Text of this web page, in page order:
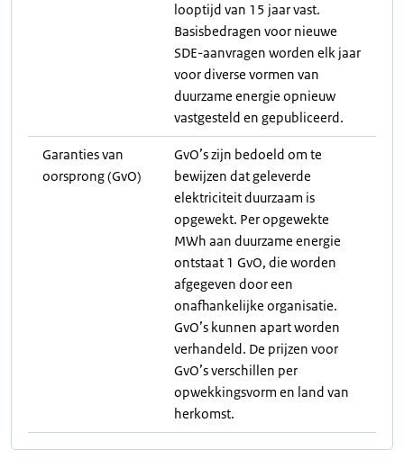
looptijd van 15 jaar vast.
Basisbedragen voor nieuwe
SDE-aanvragen worden elk jaar
voor diverse vormen van
duurzame energie opnieuw
vastgesteld en gepubliceerd.
Garanties van
oorsprong (GvO)
GvO’s zijn bedoeld om te
bewijzen dat geleverde
elektriciteit duurzaam is
opgewekt. Per opgewekte
MWh aan duurzame energie
ontstaat 1 GvO, die worden
afgegeven door een
onafhankelijke organisatie.
GvO’s kunnen apart worden
verhandeld. De prijzen voor
GvO’s verschillen per
opwekkingsvorm en land van
herkomst.